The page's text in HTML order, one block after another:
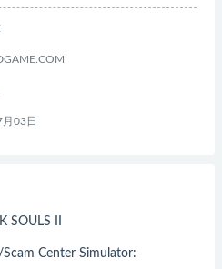
03日
SOULS II
Center Simulator: